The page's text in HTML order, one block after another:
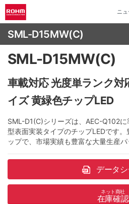
ニ
SML-D15MW(C)
SML-D15MW(C)
車載対応 光度単ランク
イズ 黄緑色チップLED
SML-D1(C)シリーズは、AEC-Q102
型表面実装タイプのチップLEDです
ップで、市場実績も豊富な大量生産パ
データシ
ネット商社
在庫確認